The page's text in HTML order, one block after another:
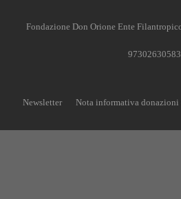
Fondazione Don Orione Ente
97302630583
Newsletter Nota informativa donazioni